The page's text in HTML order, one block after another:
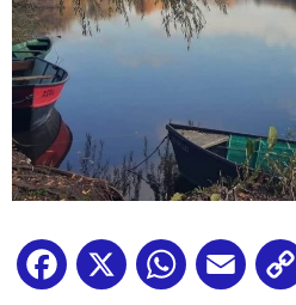
Facebook
X WhatsApp
Email